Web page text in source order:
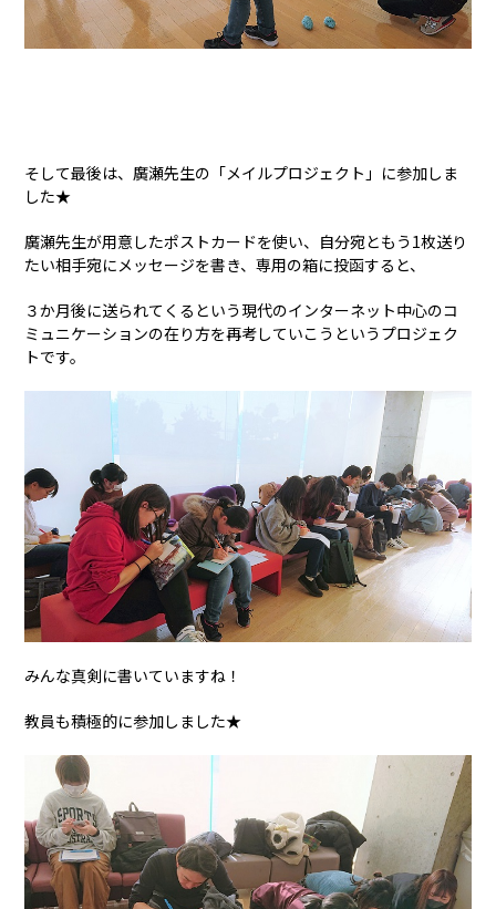
そして最後は、廣瀬先生の「メイルプロジェクト」に参加しま
した★
廣瀬先生が用意したポストカードを使い、自分宛ともう1枚送り
たい相手宛にメッセージを書き、専用の箱に投函すると、
３か月後に送られてくるという現代のインターネット中心のコ
ミュニケーションの在り方を再考していこうというプロジェク
トです。
みんな真剣に書いていますね！
教員も積極的に参加しました★